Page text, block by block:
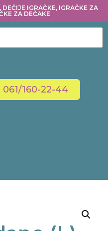
IGRAČKE, IGRAČKE ZA
ZA DEČAKE
061/160-22-44